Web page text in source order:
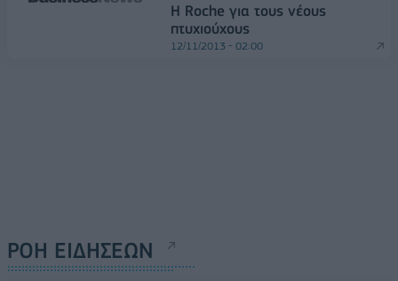
H Roche για τους νέους
πτυχιούχους
12/11/2013 - 02:00
ΡΟΗ ΕΙΔΗΣΕΩΝ